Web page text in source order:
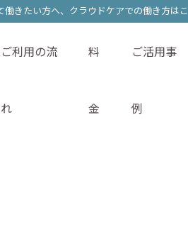
きたい方へ、 クラウドケアでの働き方は
選ばれる理由 ご利用の流れ
きたい方へ、 クラウドケアでの働き方は
ご利用の流
れ
料
金
ご活用事
例